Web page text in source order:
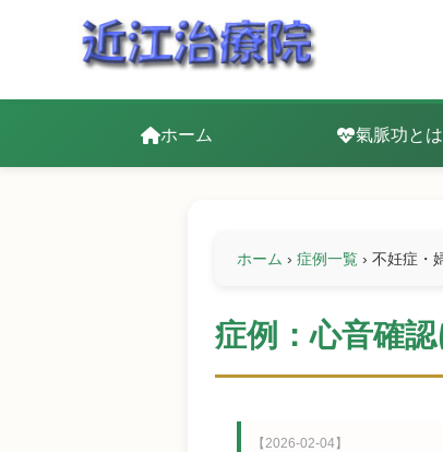
ホーム 氣脈功とは
ホーム › 症例一覧 › 不妊症・
症例：心音確認
【2026-02-04】